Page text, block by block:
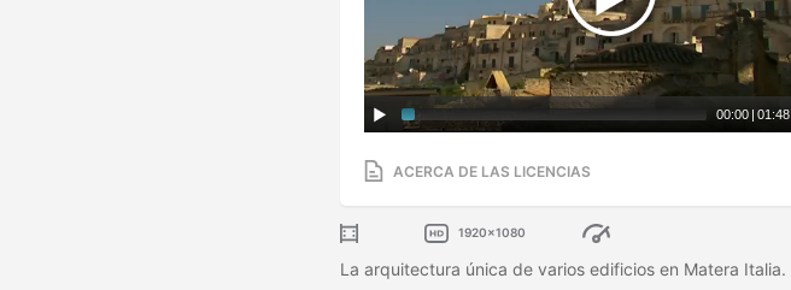
00:00 | 01:48
ACERCA DE LAS LICENCIAS
1920x1080
La arquitectura única de varios edificios en Matera Italia.